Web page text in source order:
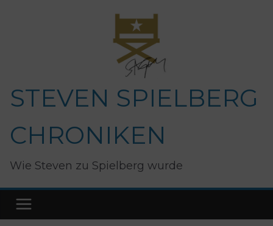
STEVEN SPIELBERG
CHRONIKEN
Wie Steven zu Spielberg wurde